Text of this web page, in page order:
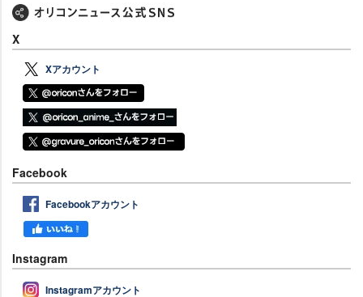
X
Xアカウント
Facebook
Facebookアカウント
Instagram
Instagramアカウント